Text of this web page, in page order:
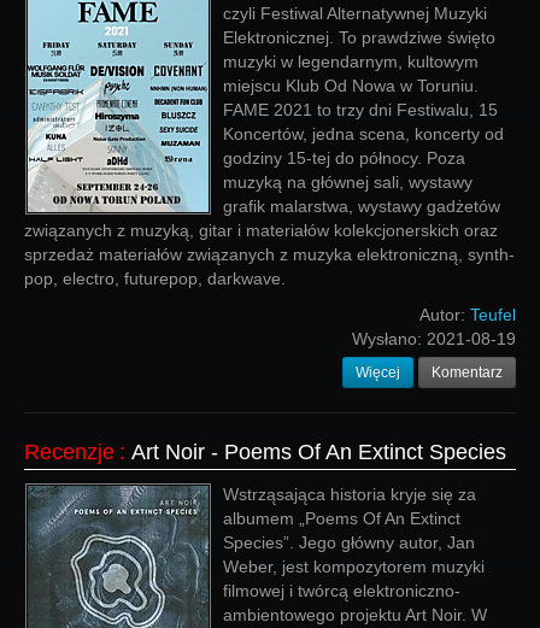
czyli Festiwal Alternatywnej Muzyki
Elektronicznej. To prawdziwe święto
muzyki w legendarnym, kultowym
miejscu Klub Od Nowa w Toruniu.
FAME 2021 to trzy dni Festiwalu, 15
Koncertów, jedna scena, koncerty od
godziny 15-tej do północy. Poza
muzyką na głównej sali, wystawy
grafik malarstwa, wystawy gadżetów
związanych z muzyką, gitar i materiałów kolekcjonerskich oraz
sprzedaż materiałów związanych z muzyka elektroniczną, synth-
pop, electro, futurepop, darkwave.
Autor: Teufel
Wysłano: 2021-08-19
Więcej Komentarz
Recenzje : Art Noir - Poems Of An Extinct Species
Wstrząsająca historia kryje się za
albumem „Poems Of An Extinct
Species”. Jego główny autor, Jan
Weber, jest kompozytorem muzyki
filmowej i twórcą elektroniczno-
ambientowego projektu Art Noir. W